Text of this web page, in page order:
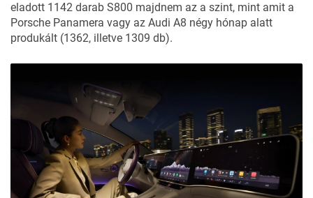
eladott 1142 darab S800 majdnem az a szint, mint amit a
Porsche Panamera vagy az Audi A8 négy hónap alatt
produkált (1362, illetve 1309 db).